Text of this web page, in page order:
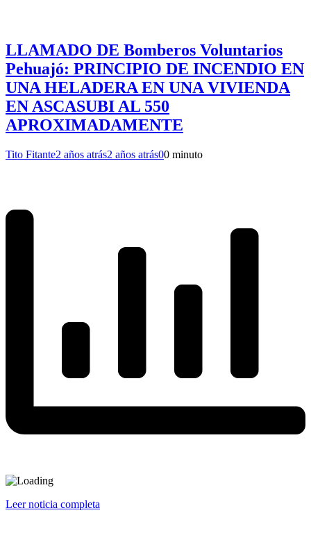
LLAMADO DE Bomberos Voluntarios
Pehuajó: PRINCIPIO DE INCENDIO EN
UNA HELADERA EN UNA VIVIENDA
EN ASCASUBI AL 550
APROXIMADAMENTE
Tito Fitante2 años atrás2 años atrás00 minuto
Leer noticia completa